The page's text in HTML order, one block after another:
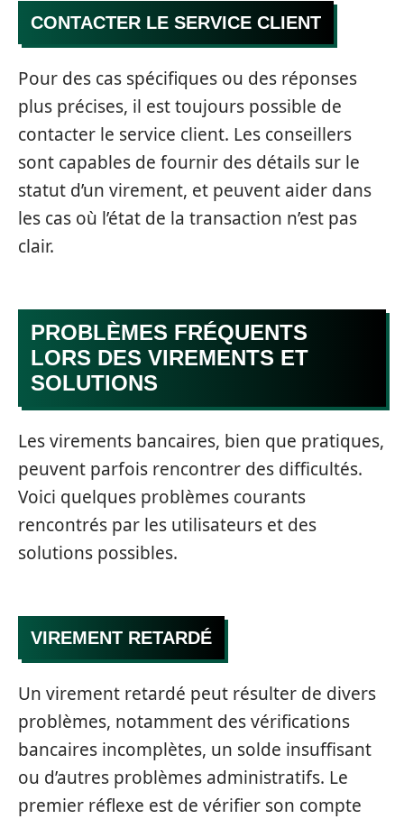
CONTACTER LE SERVICE CLIENT
Pour des cas spécifiques ou des réponses
plus précises, il est toujours possible de
contacter le service client. Les conseillers
sont capables de fournir des détails sur le
statut d’un virement, et peuvent aider dans
les cas où l’état de la transaction n’est pas
clair.
PROBLÈMES FRÉQUENTS
LORS DES VIREMENTS ET
SOLUTIONS
Les virements bancaires, bien que pratiques,
peuvent parfois rencontrer des difficultés.
Voici quelques problèmes courants
rencontrés par les utilisateurs et des
solutions possibles.
VIREMENT RETARDÉ
Un virement retardé peut résulter de divers
problèmes, notamment des vérifications
bancaires incomplètes, un solde insuffisant
ou d’autres problèmes administratifs. Le
premier réflexe est de vérifier son compte